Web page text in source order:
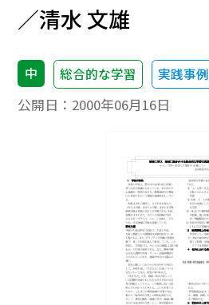
／清水 文雄
中 総合的な学習 実践事例
公開日： 2000年06月16日